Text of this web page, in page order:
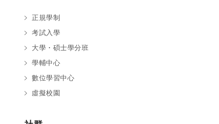
正規學制
考試入學
大學・碩士學分班
學輔中心
數位學習中心
虛擬校園